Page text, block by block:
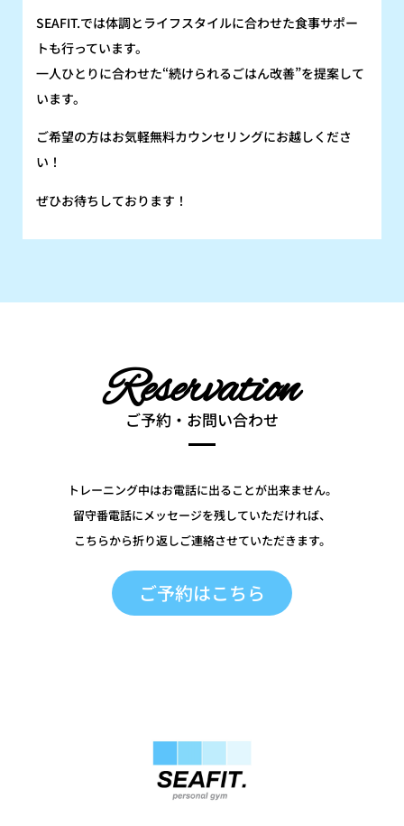
SEAFIT.では体調とライフスタイルに合わせた食事サポー
トも行っています。
一人ひとりに合わせた“続けられるごはん改善”を提案して
います。
ご希望の方はお気軽無料カウンセリングにお越しくださ
い！
ぜひお待ちしております！
Reservation
ご予約・お問い合わせ
トレーニング中はお電話に出ることが出来ません。
留守番電話にメッセージを残していただければ、
こちらから折り返しご連絡させていただきます。
ご予約はこちら